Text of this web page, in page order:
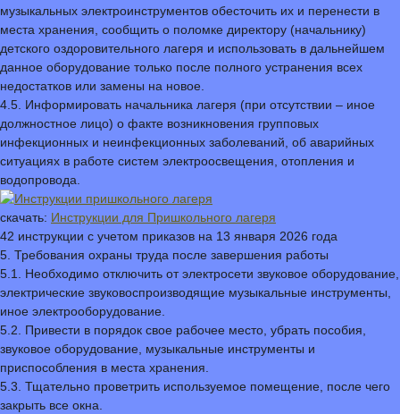
музыкальных электроинструментов обесточить их и перенести в
места хранения, сообщить о поломке директору (начальнику)
детского оздоровительного лагеря и использовать в дальнейшем
данное оборудование только после полного устранения всех
недостатков или замены на новое.
4.5. Информировать начальника лагеря (при отсутствии – иное
должностное лицо) о факте возникновения групповых
инфекционных и неинфекционных заболеваний, об аварийных
ситуациях в работе систем электроосвещения, отопления и
водопровода.
скачать: Инструкции для Пришкольного лагеря
42 инструкции с учетом приказов на 13 января 2026 года
5. Требования охраны труда после завершения работы
5.1. Необходимо отключить от электросети звуковое оборудование,
электрические звуковоспроизводящие музыкальные инструменты,
иное электрооборудование.
5.2. Привести в порядок свое рабочее место, убрать пособия,
звуковое оборудование, музыкальные инструменты и
приспособления в места хранения.
5.3. Тщательно проветрить используемое помещение, после чего
закрыть все окна.